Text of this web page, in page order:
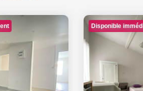
Disponible